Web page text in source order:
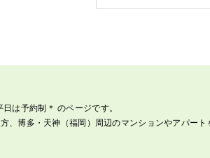
予約制＊ のページです。
、博多・天神（福岡）周辺のマンションやアパート